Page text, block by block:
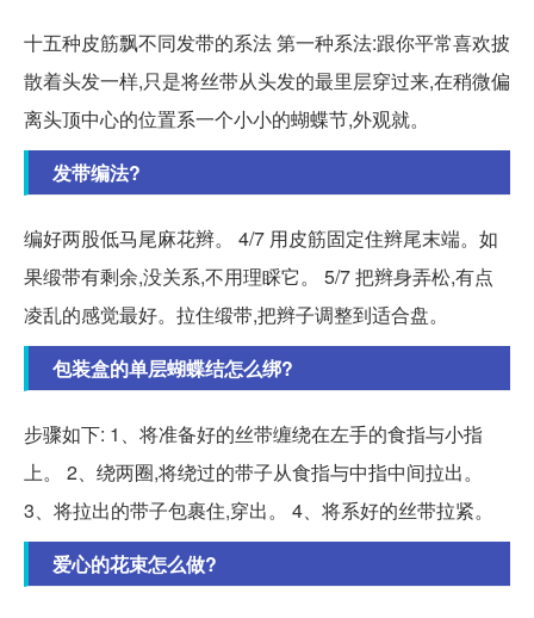
十五种皮筋飘不同发带的系法 第一种系法:跟你平常喜欢披
散着头发一样,只是将丝带从头发的最里层穿过来,在稍微偏
离头顶中心的位置系一个小小的蝴蝶节,外观就。
发带编法?
编好两股低马尾麻花辫。 4/7 用皮筋固定住辫尾末端。如
果缎带有剩余,没关系,不用理睬它。 5/7 把辫身弄松,有点
凌乱的感觉最好。拉住缎带,把辫子调整到适合盘。
包装盒的单层蝴蝶结怎么绑?
步骤如下: 1、将准备好的丝带缠绕在左手的食指与小指
上。 2、绕两圈,将绕过的带子从食指与中指中间拉出。
3、将拉出的带子包裹住,穿出。 4、将系好的丝带拉紧。
爱心的花束怎么做?